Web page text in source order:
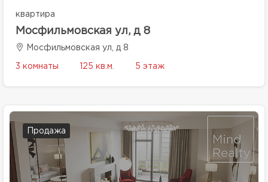
квартира
Мосфильмовская ул, д 8
Мосфильмовская ул, д 8
3 комнаты 125 кв.м. 5 этаж
Продажа